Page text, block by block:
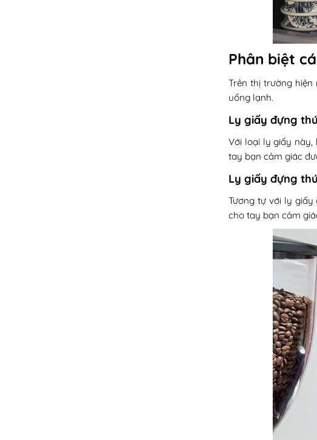
Phân biệt
Trên thị trường
uống lạnh.
Ly giấy đựng
Với loại ly giấy
tay bạn cảm giác
Ly giấy đựng
Tương tự với ly
cho tay bạn cảm